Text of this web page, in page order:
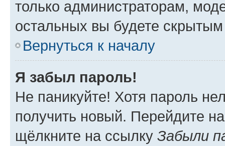
только администраторам,
остальных вы будете
Вернуться к началу
Я забыл пароль!
Не паникуйте! Хотя пароль
получить новый. Перейдите
щёлкните на ссылку Забыли